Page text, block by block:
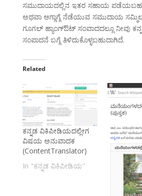
ಸಮುದಾಯದಲ್ಲಿನ ಇತರ ಸಹಾಯ
ಅಥವಾ ಆಗ್ಗಾಗ್ಗೆ ನೆಡೆಯುವ ಸಮುದಾಯ
ಗೂಗಲ್ ಹ್ಯಾಂಗ್‌ಔಟ್ ಸಂವಾದದಲ್ಲೂ ನೀವು
ಸಂಪಾದನೆ ಬಗ್ಗೆ ತಿಳಿದುಕೊಳ್ಳಬಹುದಾಗಿದೆ.
Related
ಕನ್ನಡ ವಿಕಿಪೀಡಿಯದಲ್ಲೀಗ
ವಿಷಯ ಅನುವಾದಕ
(ContentTranslator)
In "ಕನ್ನಡ ವಿಕಿಪೀಡಿಯ"